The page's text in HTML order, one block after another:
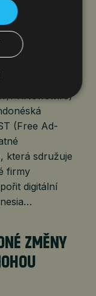
PRNewswire)
(Free Ad-
která sdružuje
firmy
digitální
ZMĚNY